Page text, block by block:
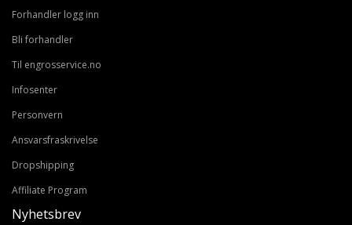
Forhandler logg inn
Bli forhandler
Til engrosservice.no
Infosenter
Personvern
Ansvarsfraskrivelse
Dropshipping
Affiliate Program
Nyhetsbrev